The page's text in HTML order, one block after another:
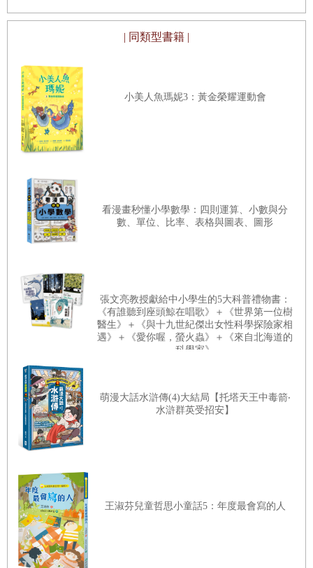
| 同類型書籍 |
小美人魚瑪妮3：黃金榮耀運動會
看漫畫秒懂小學數學：四則運算、小數與分
數、單位、比率、表格與圖表、圖形
張文亮教授獻給中小學生的5大科普禮物書：
《有誰聽到座頭鯨在唱歌》＋《世界第一位樹
醫生》＋《與十九世紀傑出女性科學探險家相
遇》＋《愛你喔，螢火蟲》＋《來自北海道的
科學家》
萌漫大話水滸傳(4)大結局【托塔天王中毒箭‧
水滸群英受招安】
王淑芬兒童哲思小童話5：年度最會寫的人